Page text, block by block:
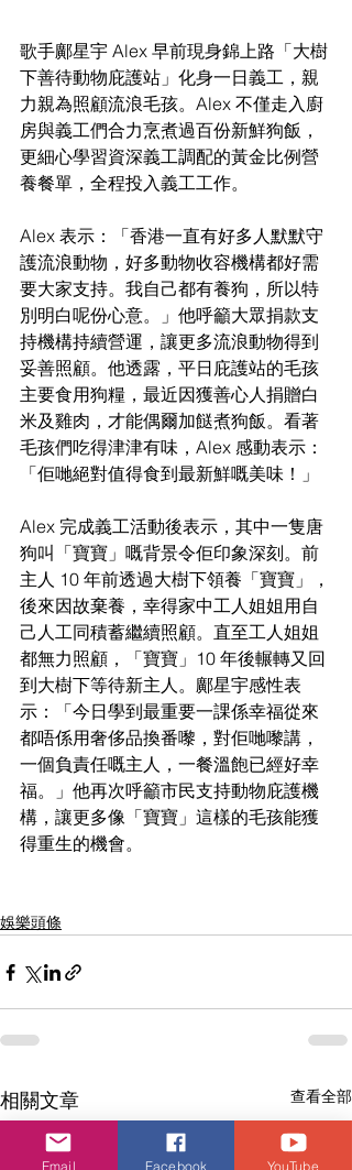
歌手鄺星宇 Alex 早前現身錦上路「大樹
下善待動物庇護站」化身一日義工，親
力親為照顧流浪毛孩。Alex 不僅走入廚
房與義工們合力烹煮過百份新鮮狗飯，
更細心學習資深義工調配的黃金比例營
養餐單，全程投入義工工作。
Alex 表示：「香港一直有好多人默默守
護流浪動物，好多動物收容機構都好需
要大家支持。我自己都有養狗，所以特
別明白呢份心意。」他呼籲大眾捐款支
持機構持續營運，讓更多流浪動物得到
妥善照顧。他透露，平日庇護站的毛孩
主要食用狗糧，最近因獲善心人捐贈白
米及雞肉，才能偶爾加餸煮狗飯。看著
毛孩們吃得津津有味，Alex 感動表示：
「佢哋絕對值得食到最新鮮嘅美味！」
Alex 完成義工活動後表示，其中一隻唐
狗叫「寶寶」嘅背景令佢印象深刻。前
主人 10 年前透過大樹下領養「寶寶」，
後來因故棄養，幸得家中工人姐姐用自
己人工同積蓄繼續照顧。直至工人姐姐
都無力照顧，「寶寶」10 年後輾轉又回
到大樹下等待新主人。鄺星宇感性表
示：「今日學到最重要一課係幸福從來
都唔係用奢侈品換番嚟，對佢哋嚟講，
一個負責任嘅主人，一餐溫飽已經好幸
福。」他再次呼籲市民支持動物庇護機
構，讓更多像「寶寶」這樣的毛孩能獲
得重生的機會。
娛樂頭條
相關文章 查看全部
Email Facebook YouTube